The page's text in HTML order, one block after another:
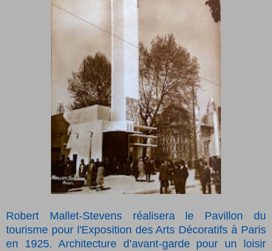
Robert Mallet-Stevens réalisera le Pavillon du
tourisme pour l'Exposition des Arts Décoratifs à Paris
en 1925. Architecture d’avant-garde pour un loisir